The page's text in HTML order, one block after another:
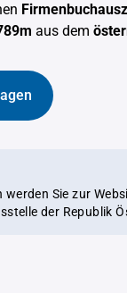
aus dem
Sie zur
der Republik